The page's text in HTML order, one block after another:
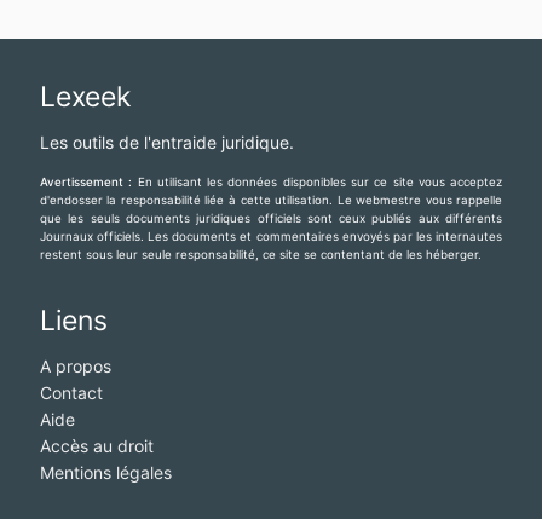
Lexeek
Les outils de l'entraide juridique.
Avertissement : En utilisant les données disponibles sur ce site vous acceptez
d'endosser la responsabilité liée à cette utilisation. Le webmestre vous rappelle
que les seuls documents juridiques officiels sont ceux publiés aux différents
Journaux officiels. Les documents et commentaires envoyés par les internautes
restent sous leur seule responsabilité, ce site se contentant de les héberger.
Liens
A propos
Contact
Aide
Accès au droit
Mentions légales